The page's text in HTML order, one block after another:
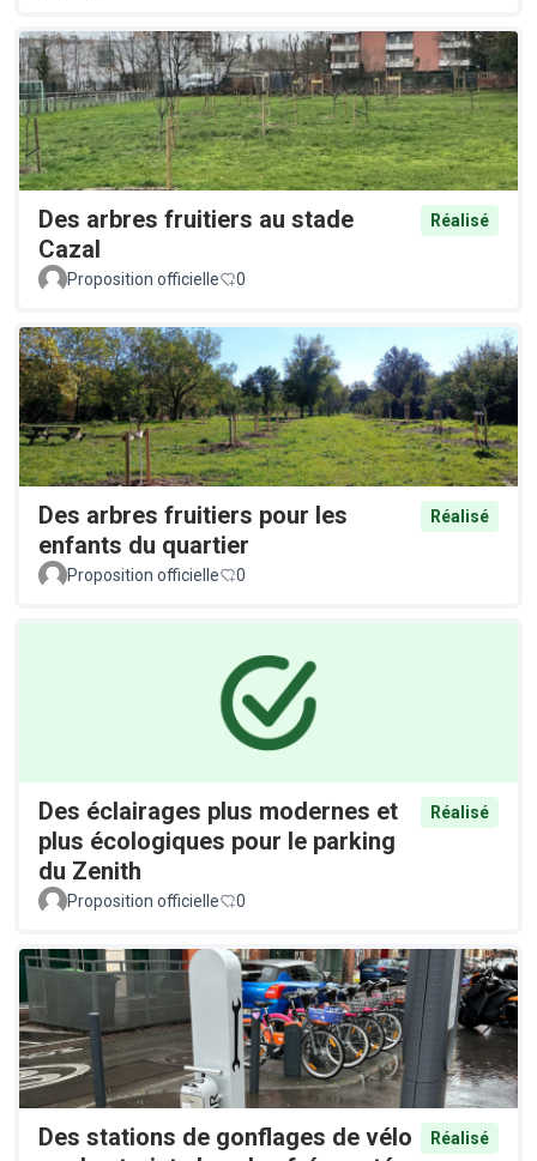
Des arbres fruitiers au stade
Cazal
Réalisé
Proposition officielle 0
Des arbres fruitiers pour les
enfants du quartier
Réalisé
Proposition officielle 0
Des éclairages plus modernes et
plus écologiques pour le parking
du Zenith
Réalisé
Proposition officielle 0
Des stations de gonflages de vélo
Réalisé